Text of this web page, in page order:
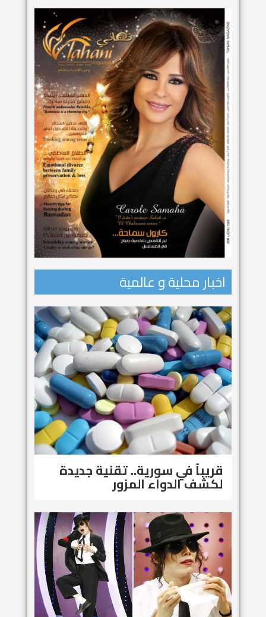
اخبار محلية و عالمية
قريباً في سورية.. تقنية جديدة
لكشف الدواء المزور